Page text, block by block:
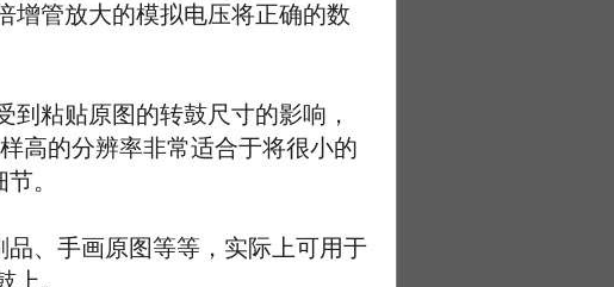
增管放大的模拟电压将正确的数
粘贴原图的转鼓尺寸的影响，
高的分辨率非常适合于将很小的
。
、手画原图等等，实际上可用于
。